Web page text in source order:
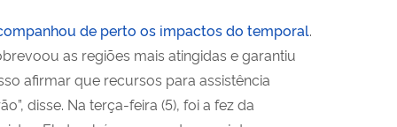
de perto os impactos do temporal.
as regiões mais atingidas e garantiu
afirmar que recursos para assistência
disse. Na terça-feira (5), foi a fez da